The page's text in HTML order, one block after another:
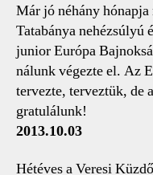
Már jó néhány
Tatabánya nehézsúlyú
junior Európa
nálunk végezte el. Az
tervezte, terveztük, de
gratulálunk!
2013.10.03
Hétéves a Veresi